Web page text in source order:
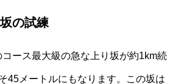
の試練
ース最大級の急な上り坂が約1km続
45メートルにもなります。この坂は